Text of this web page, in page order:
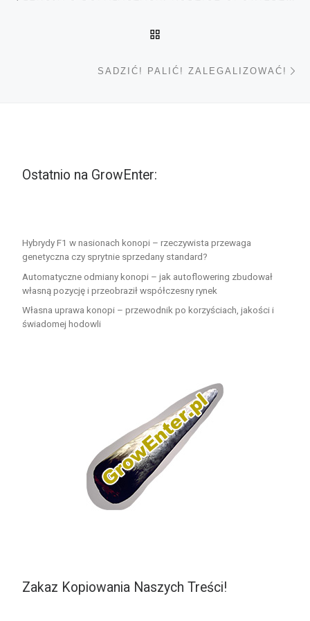
SADZIĆ! PALIĆ! ZALEGALIZOWAĆ!
Ostatnio na GrowEnter:
Hybrydy F1 w nasionach konopi – rzeczywista przewaga
genetyczna czy sprytnie sprzedany standard?
Automatyczne odmiany konopi – jak autoflowering zbudował
własną pozycję i przeobraził współczesny rynek
Własna uprawa konopi – przewodnik po korzyściach, jakości i
świadomej hodowli
Zakaz Kopiowania Naszych Treści!